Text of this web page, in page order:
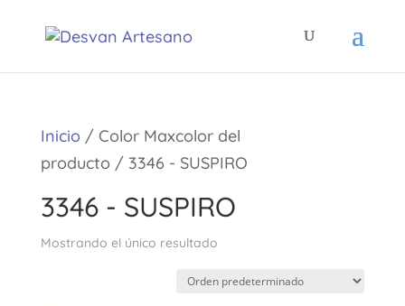
Inicio / Color Maxcolor del
producto / 3346 - SUSPIRO
3346 - SUSPIRO
Mostrando el único resultado